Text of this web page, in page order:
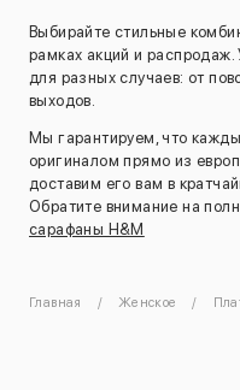
Выбирайте стильные
рамках акций и
для разных случаев: от
выходов.
Мы гарантируем, что
оригиналом прямо из
доставим его вам в
Обратите внимание на
сарафаны H&M
Главная Женское